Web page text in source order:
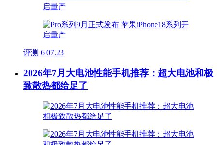
评测 6 07.23
2026年7月大电池性能手机推荐：超大电池和极
致散热都给足了